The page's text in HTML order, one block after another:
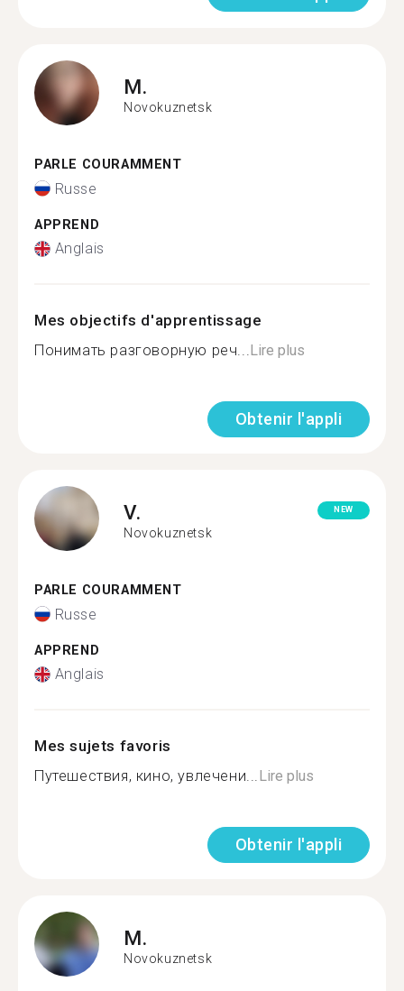
M.
Novokuznetsk
PARLE COURAMMENT
Russe
APPREND
Anglais
Mes objectifs d'apprentissage
Понимать разговорную реч...Lire plus
Obtenir l'appli
V.
Novokuznetsk
NEW
PARLE COURAMMENT
Russe
APPREND
Anglais
Mes sujets favoris
Путешествия, кино, увлечени...Lire plus
Obtenir l'appli
M.
Novokuznetsk